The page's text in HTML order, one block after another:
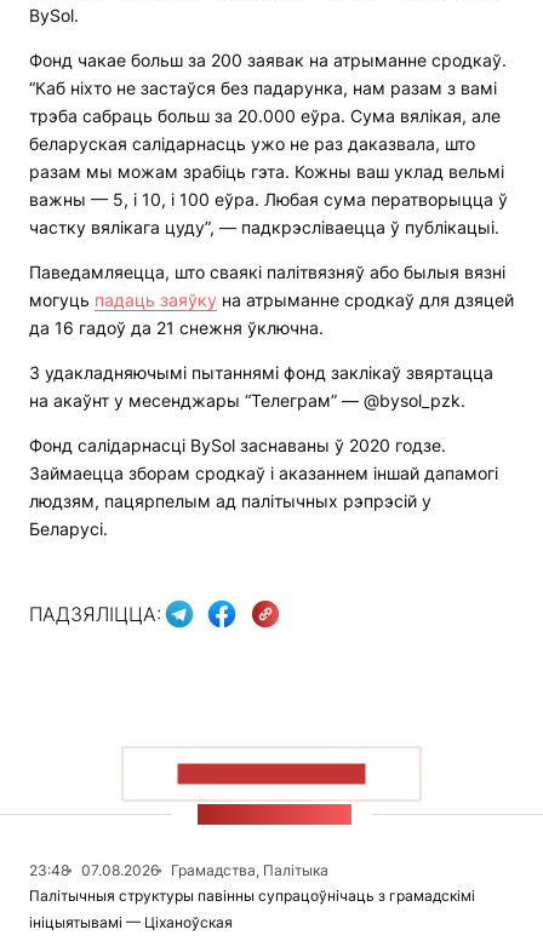
BySol.
Фонд чакае больш за 200 заявак на атрыманне сродкаў.
“Каб ніхто не застаўся без падарунка, нам разам з вамі
трэба сабраць больш за 20.000 еўра. Сума вялікая, але
беларуская салідарнасць ужо не раз даказвала, што
разам мы можам зрабіць гэта. Кожны ваш уклад вельмі
важны — 5, і 10, і 100 еўра. Любая сума ператворыцца ў
частку вялікага цуду”, — падкрэсліваецца ў публікацыі.
Паведамляецца, што сваякі палітвязняў або былыя вязні
могуць падаць заяўку на атрыманне сродкаў для дзяцей
да 16 гадоў да 21 снежня ўключна.
З удакладняючымі пытаннямі фонд заклікаў звяртацца
на акаўнт у месенджары “Телеграм” — @bysol_pzk.
Фонд салідарнасці BySol заснаваны ў 2020 годзе.
Займаецца зборам сродкаў і аказаннем іншай дапамогі
людзям, пацярпелым ад палітычных рэпрэсій у
Беларусі.
ПАДЗЯЛІЦЦА:
23:48 07.08.2026
Грамадства, Палітыка
Палітычныя структуры павінны супрацоўнічаць з грамадскімі
ініцыятывамі — Ціханоўская